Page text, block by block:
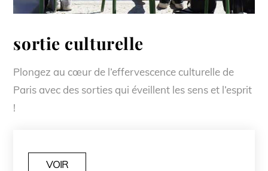
sortie culturelle
Plongez au cœur de l’effervescence culturelle de
Paris avec des sorties qui éveillent les sens et l’esprit
!
VOIR